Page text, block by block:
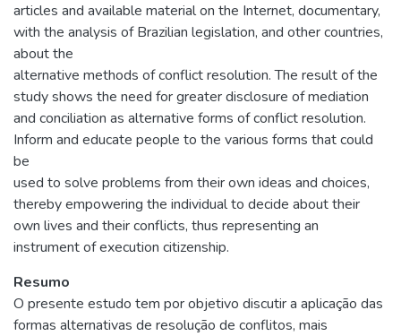
articles and available material on the Internet, documentary,
with the analysis of Brazilian legislation, and other countries,
about the
alternative methods of conflict resolution. The result of the
study shows the need for greater disclosure of mediation
and conciliation as alternative forms of conflict resolution.
Inform and educate people to the various forms that could
be
used to solve problems from their own ideas and choices,
thereby empowering the individual to decide about their
own lives and their conflicts, thus representing an
instrument of execution citizenship.
Resumo
O presente estudo tem por objetivo discutir a aplicação das
formas alternativas de resolução de conflitos, mais